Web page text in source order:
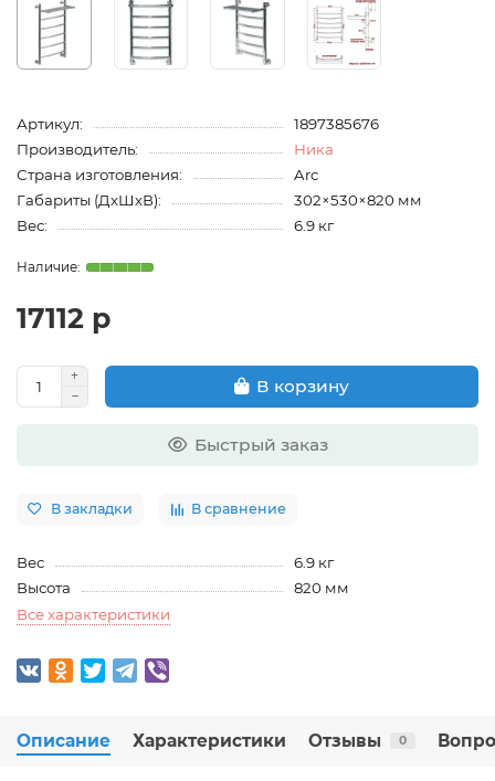
Артикул:
1897385676
Производитель:
Ника
Страна изготовления:
Arc
Габариты (ДхШхВ):
302×530×820 мм
Вес:
6.9 кг
17112 р
В корзину
Быстрый заказ
В закладки В сравнение
Вес
6.9 кг
Высота
820 мм
Все характеристики
Описание Характеристики Отзывы 0